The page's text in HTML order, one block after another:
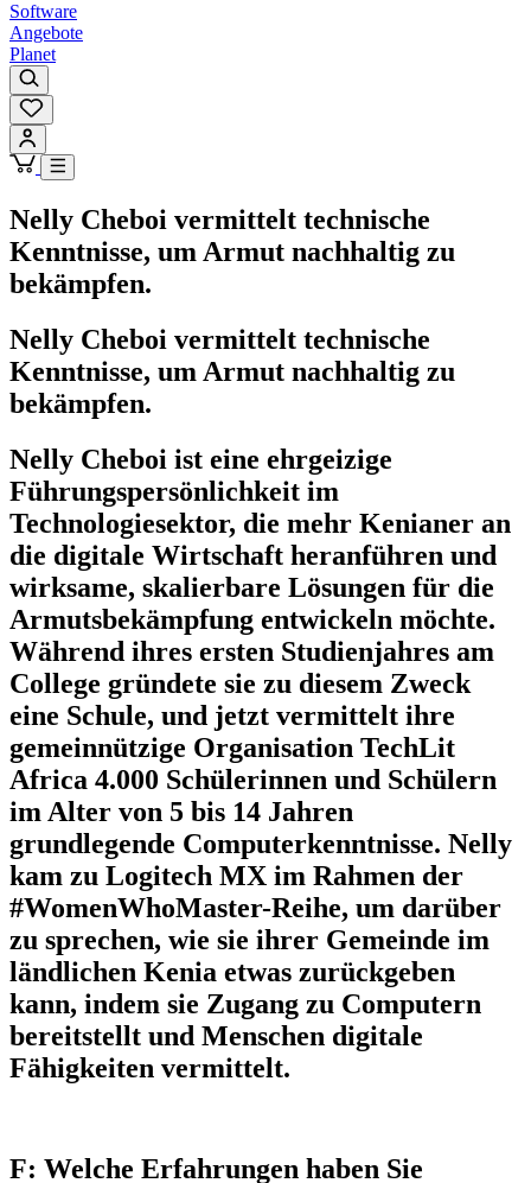
Software
Angebote
Planet
Nelly Cheboi vermittelt technische
Kenntnisse, um Armut nachhaltig zu
bekämpfen.
Nelly Cheboi vermittelt technische
Kenntnisse, um Armut nachhaltig zu
bekämpfen.
Nelly Cheboi ist eine ehrgeizige
Führungspersönlichkeit im
Technologiesektor, die mehr Kenianer an
die digitale Wirtschaft heranführen und
wirksame, skalierbare Lösungen für die
Armutsbekämpfung entwickeln möchte.
Während ihres ersten Studienjahres am
College gründete sie zu diesem Zweck
eine Schule, und jetzt vermittelt ihre
gemeinnützige Organisation TechLit
Africa 4.000 Schülerinnen und Schülern
im Alter von 5 bis 14 Jahren
grundlegende Computerkenntnisse. Nelly
kam zu Logitech MX im Rahmen der
#WomenWhoMaster-Reihe, um darüber
zu sprechen, wie sie ihrer Gemeinde im
ländlichen Kenia etwas zurückgeben
kann, indem sie Zugang zu Computern
bereitstellt und Menschen digitale
Fähigkeiten vermittelt.
F: Welche Erfahrungen haben Sie